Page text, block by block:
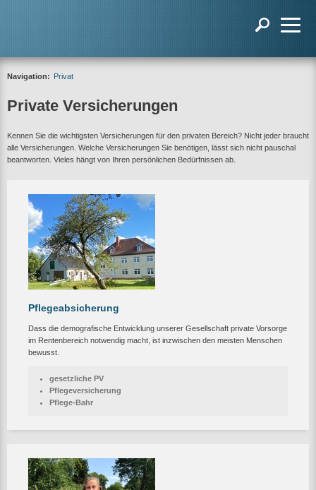
Navigation: Privat
Private Versicherungen
Kennen Sie die wichtigsten Versicherungen für den privaten Bereich? Nicht jeder braucht
alle Versicherungen. Welche Versicherungen Sie benötigen, lässt sich nicht pauschal
beantworten. Vieles hängt von Ihren persönlichen Bedürfnissen ab.
Pflegeabsicherung
Dass die demografische Entwicklung unserer Gesellschaft private Vorsorge
im Rentenbereich notwendig macht, ist inzwischen den meisten Menschen
bewusst.
gesetzliche PV
Pflegeversicherung
Pflege-Bahr